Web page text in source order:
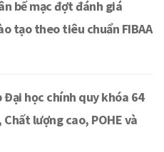
bế mạc đợt đánh giá
tạo theo tiêu chuẩn FIBAA
học chính quy khóa 64
lượng cao, POHE và